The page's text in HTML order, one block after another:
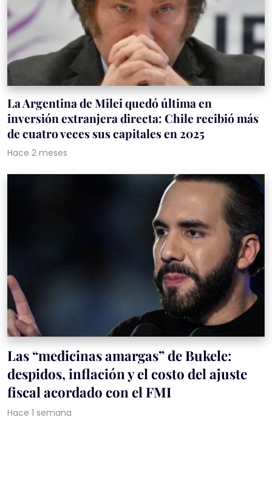
La Argentina de Milei quedó última en
inversión extranjera directa: Chile recibió más
de cuatro veces sus capitales en 2025
Hace 2 meses
Las “medicinas amargas” de Bukele:
despidos, inflación y el costo del ajuste
fiscal acordado con el FMI
Hace 1 semana